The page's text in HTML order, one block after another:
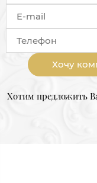
Хочу
Хотим предложить